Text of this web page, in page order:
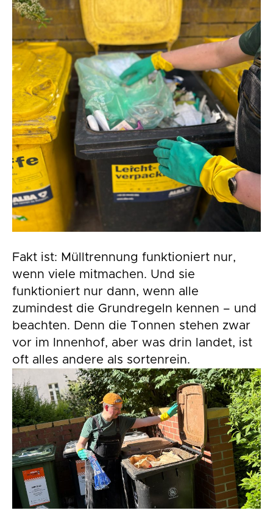
Fakt ist: Mülltrennung funktioniert nur,
wenn viele mitmachen. Und sie
funktioniert nur dann, wenn alle
zumindest die Grundregeln kennen – und
beachten. Denn die Tonnen stehen zwar
vor im Innenhof, aber was drin landet, ist
oft alles andere als sortenrein.